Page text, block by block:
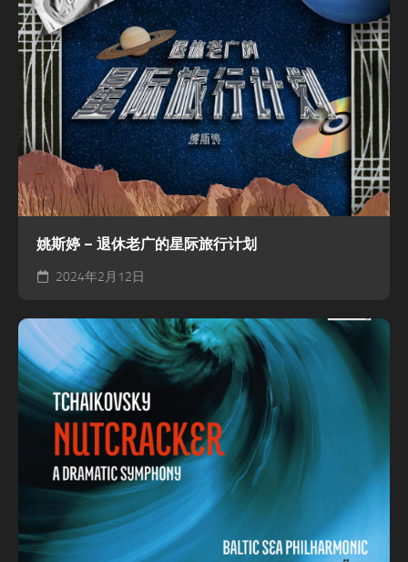
姚斯婷 – 退休老广的星际旅行计划
2024年2月12日